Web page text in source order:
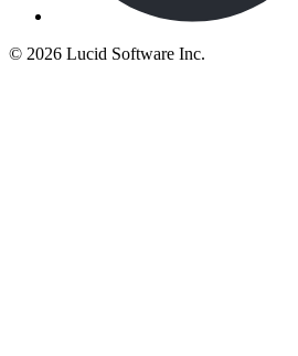
© 2026 Lucid Software Inc.